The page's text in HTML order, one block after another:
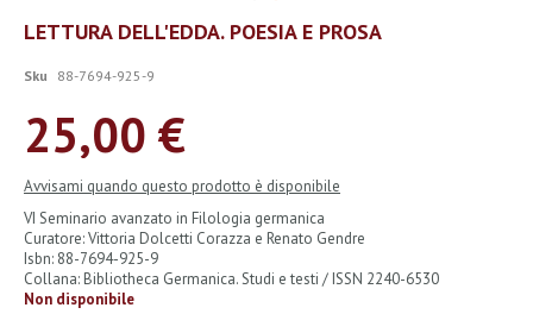
Vai
all'inizio
galleria
immagini
LETTURA DELL'EDDA. POESIA E PROSA
Sku 88-7694-925-9
25,00 €
Avvisami quando questo prodotto è disponibile
VI Seminario avanzato in Filologia germanica
Curatore: Vittoria Dolcetti Corazza e Renato Gendre
Isbn: 88-7694-925-9
Collana: Bibliotheca Germanica. Studi e testi / ISSN 2240-6530
Non disponibile